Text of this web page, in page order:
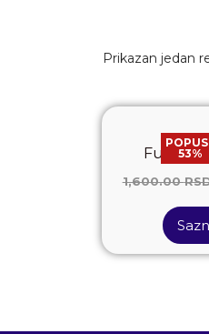
Prikazan jedan
53%
Ful
1,600.00